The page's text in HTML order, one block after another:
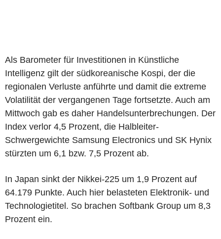
Als Barometer für Investitionen in Künstliche
Intelligenz gilt der südkoreanische Kospi, der die
regionalen Verluste anführte und damit die extreme
Volatilität der vergangenen Tage fortsetzte. Auch am
Mittwoch gab es daher Handelsunterbrechungen. Der
Index verlor 4,5 Prozent, die Halbleiter-
Schwergewichte Samsung Electronics und SK Hynix
stürzten um 6,1 bzw. 7,5 Prozent ab.
In Japan sinkt der Nikkei-225 um 1,9 Prozent auf
64.179 Punkte. Auch hier belasteten Elektronik- und
Technologietitel. So brachen Softbank Group um 8,3
Prozent ein.